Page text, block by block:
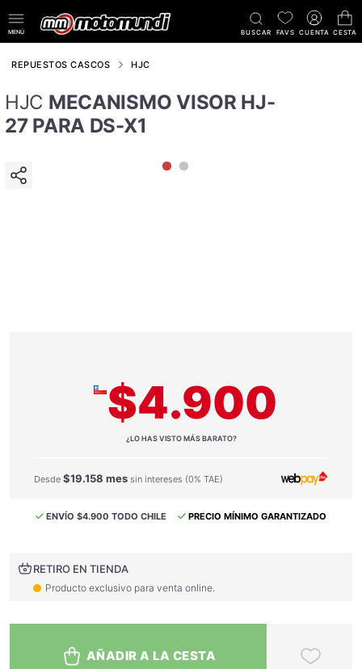
MENÚ BUSCAR FAVS CUENTA CESTA
REPUESTOS CASCOS HJC
HJC MECANISMO VISOR HJ-
27 PARA DS-X1
$4.900
¿LO HAS VISTO MÁS BARATO?
Desde $19.158 mes sin intereses (0% TAE)
ENVÍO $4.900 TODO CHILE PRECIO MÍNIMO GARANTIZADO
RETIRO EN TIENDA
Producto exclusivo para venta online.
AÑADIR A LA CESTA